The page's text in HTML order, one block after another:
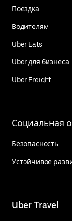
Поездка
Водителям
Uber Eats
Uber для бизнеса
Uber Freight
Социальная
Безопасность
Устойчивое
Uber Travel